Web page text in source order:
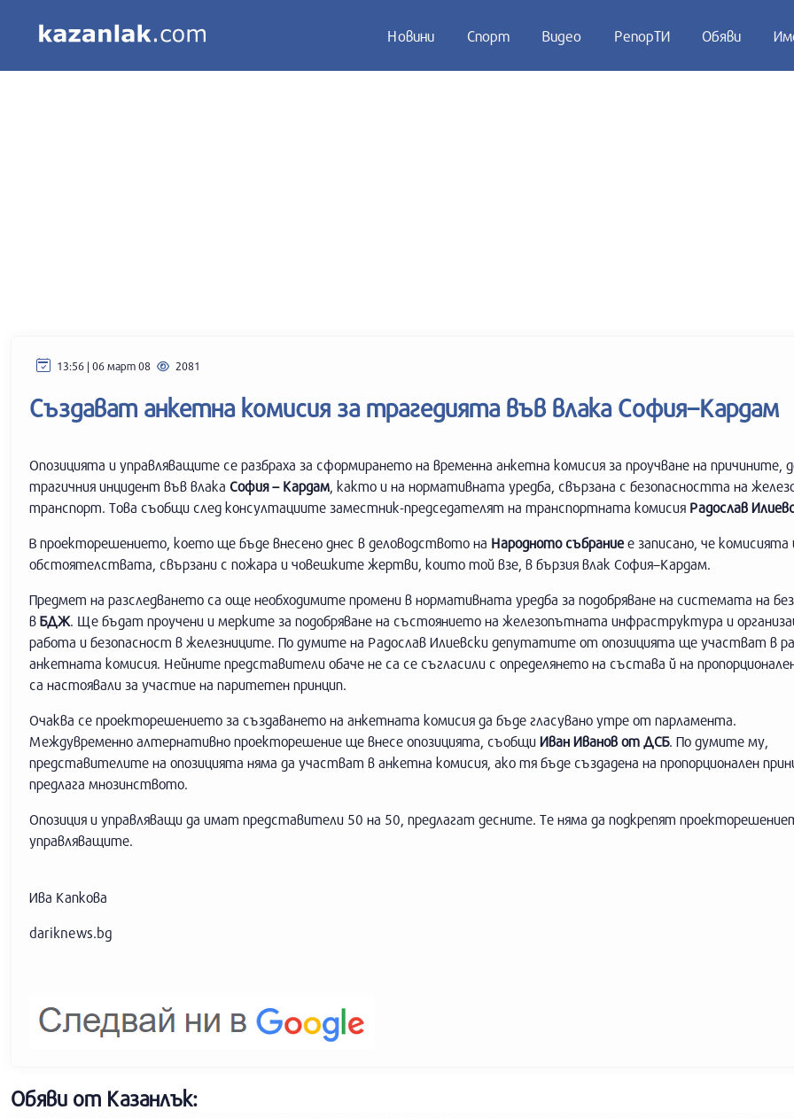
Новини Спорт Видео РепорТИ Обяви
13:56 | 06 март 08 2081
Създават анкетна комисия за трагедията във влака София–Кардам
Опозицията и управляващите се разбраха за сформирането на временна анкетна комисия за проучване на причините,
трагичния инцидент във влака София – Кардам, както и на нормативната уредба, свързана с безопасността на
транспорт. Това съобщи след консултациите заместник-председателят на транспортната комисия Радослав
В проекторешението, което ще бъде внесено днес в деловодството на Народното събраниее записано, че комисията
обстоятелствата, свързани с пожара и човешките жертви, които той взе, в бързия влак София–Кардам.
Предмет на разследването са още необходимите промени в нормативната уредба за подобряване на системата на
в БДЖ. Ще бъдат проучени и мерките за подобряване на състоянието на железопътната инфраструктура и
работа и безопасност в железниците. По думите на Радослав Илиевски депутатите от опозицията ще участват в
анкетната комисия. Нейните представители обаче не са се съгласили с определянето на състава й на
са настоявали за участие на паритетен принцип.
Очаква се проекторешението за създаването на анкетната комисия да бъде гласувано утре от парламента.
Междувременно алтернативно проекторешение ще внесе опозицията, съобщи Иван Иванов от ДСБ. По думите му,
представителите на опозицията няма да участват в анкетна комисия, ако тя бъде създадена на пропорционален
предлага мнозинството.
Опозиция и управляващи да имат представители 50 на 50, предлагат десните. Те няма да подкрепят
управляващите.
Ива Капкова
dariknews.bg
Обяви от Казанлък: